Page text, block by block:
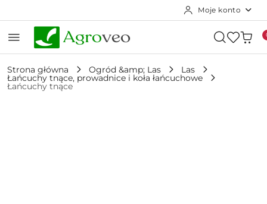
Moje konto
Strona główna Ogród &amp; Las Las
Łańcuchy tnące, prowadnice i koła łańcuchowe
Łańcuchy tnące